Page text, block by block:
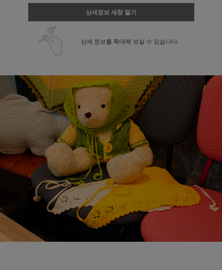
상세정보 새창 열기
상세 정보를 확대해 보실 수 있습니다.